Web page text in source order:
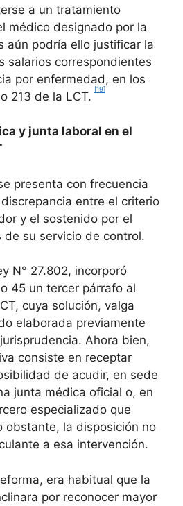
a un tratamiento
médico designado por la
aún podría ello justificar la
salarios correspondientes
por enfermedad, en los
213 de la LCT.
[19]
y junta laboral en el
presenta con frecuencia
entre el criterio
y el sostenido por el
de su servicio de control.
N° 27.802, incorporó
45 un tercer párrafo al
cuya solución, valga
elaborada previamente
Ahora bien,
consiste en receptar
de acudir, en sede
junta médica oficial o, en
especializado que
obstante, la disposición no
a esa intervención.
era habitual que la
por reconocer mayor